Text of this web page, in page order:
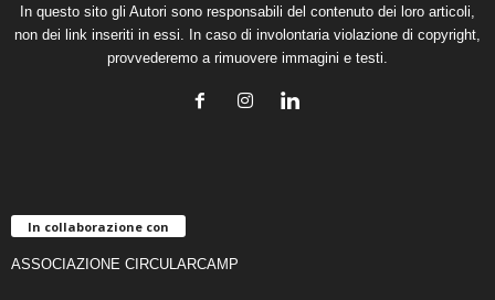
In questo sito gli Autori sono responsabili del contenuto dei loro articoli,
non dei link inseriti in essi. In caso di involontaria violazione di copyright,
provvederemo a rimuovere immagini e testi.
In collaborazione con
ASSOCIAZIONE CIRCULARCAMP